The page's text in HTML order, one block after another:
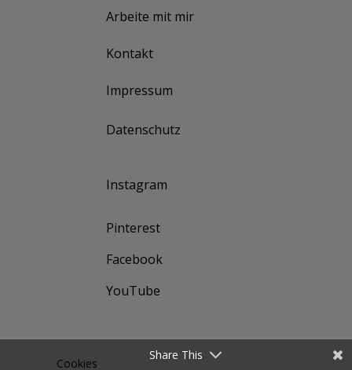
Arbeite mit mir
Kontakt
Impressum
Datenschutz
Instagram
Pinterest
Facebook
YouTube
Share This
Cookies